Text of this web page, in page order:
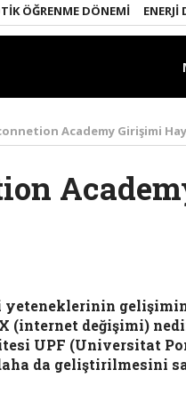
DÖNEMI ENERJI
Academy Girişimi
yeteneklerinin
(internet değişimi)
UPF (Universitat
da geliştirilmesini